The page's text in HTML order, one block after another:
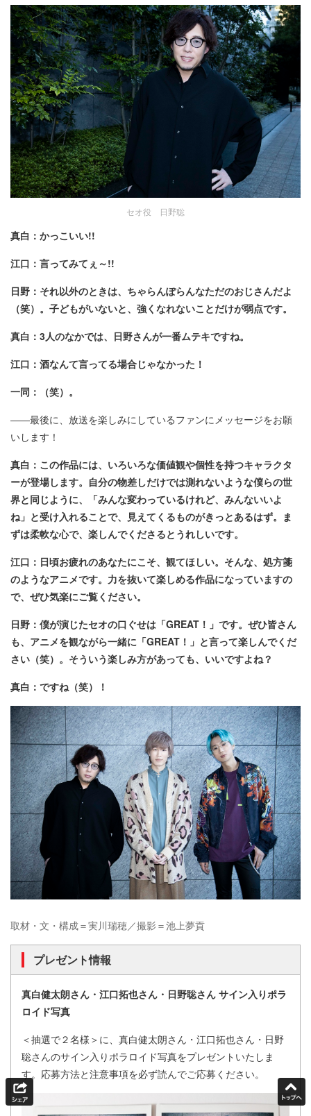
セオ役 日野聡
真白：かっこいい!!
江口：言ってみてぇ～!!
日野：それ以外のときは、ちゃらんぽらんなただのおじさんだよ
（笑）。子どもがいないと、強くなれないことだけが弱点です。
真白：3人のなかでは、日野さんが一番ムテキですね。
江口：酒なんて言ってる場合じゃなかった！
一同：（笑）。
――最後に、放送を楽しみにしているファンにメッセージをお願
いします！
真白：この作品には、いろいろな価値観や個性を持つキャラクタ
ーが登場します。自分の物差しだけでは測れないような僕らの世
界と同じように、「みんな変わっているけれど、みんないいよ
ね」と受け入れることで、見えてくるものがきっとあるはず。ま
ずは柔軟な心で、楽しんでくださるとうれしいです。
江口：日頃お疲れのあなたにこそ、観てほしい。そんな、処方箋
のようなアニメです。力を抜いて楽しめる作品になっていますの
で、ぜひ気楽にご覧ください。
日野：僕が演じたセオの口ぐせは「GREAT！」です。ぜひ皆さん
も、アニメを観ながら一緒に「GREAT！」と言って楽しんでくだ
さい（笑）。そういう楽しみ方があっても、いいですよね？
真白：ですね（笑）！
取材・文・構成＝実川瑞穂／撮影＝池上夢貢
プレゼント情報
真白健太朗さん・江口拓也さん・日野聡さん サイン入りポラ
ロイド写真
＜抽選で２名様＞に、真白健太朗さん・江口拓也さん・日野
聡さんのサイン入りポラロイド写真をプレゼントいたしま
す。応募方法と注意事項を必ず読んでご応募ください。